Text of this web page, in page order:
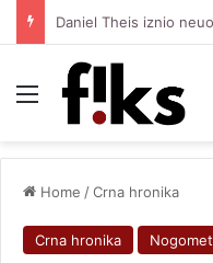
Menu
Home /Crna hronika
Crna hronika Nogomet